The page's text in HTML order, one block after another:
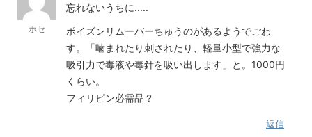
ホセ
忘れないうちに.....
ポイズンリムーバーちゅうのがあるようでごわ
す。「噛まれたり刺されたり、軽量小型で強力な
吸引力で毒液や毒針を吸い出します」と。1000円
くらい。
フィリピン必需品？
返信